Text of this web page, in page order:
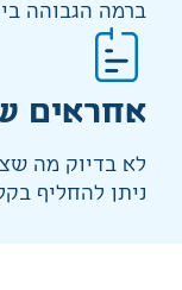
ברמה הגבוהה
אחראים
לא בדיוק מה
ניתן להחליף